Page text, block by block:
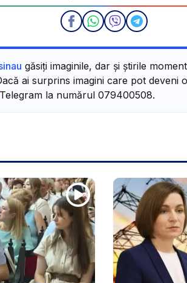
găsiți imaginile, dar și știrile
ai surprins imagini care pot deveni
Telegram la numărul 079400508.